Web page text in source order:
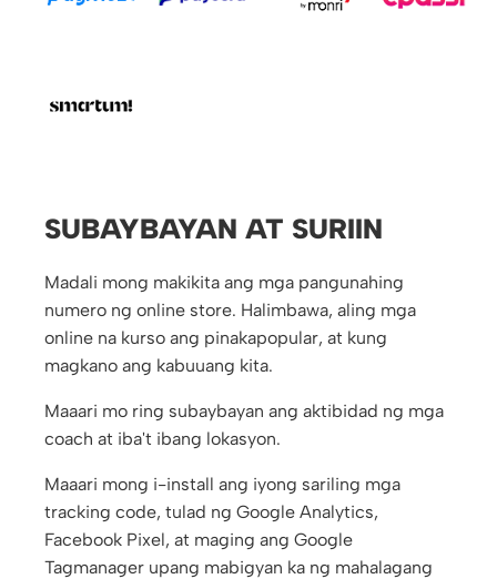
SUBAYBAYAN AT SURIIN
Madali mong makikita ang mga pangunahing
numero ng online store. Halimbawa, aling mga
online na kurso ang pinakapopular, at kung
magkano ang kabuuang kita.
Maaari mo ring subaybayan ang aktibidad ng mga
coach at iba't ibang lokasyon.
Maaari mong i-install ang iyong sariling mga
tracking code, tulad ng Google Analytics,
Facebook Pixel, at maging ang Google
Tagmanager upang mabigyan ka ng mahalagang